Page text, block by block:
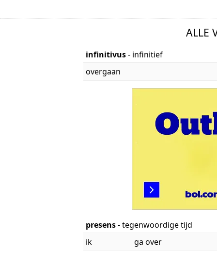
ALLE
infinitivus- infinitief
overgaan
presens- tegenwoordige tijd
ik
ga over